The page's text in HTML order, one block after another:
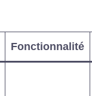
Fonctionnalité